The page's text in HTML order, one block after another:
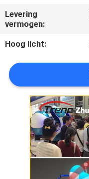
OP
NIEUWS
GEVALLEN
SITEMAP
PRIVACY
POLICY
Levering
vermogen:
Hoog licht: